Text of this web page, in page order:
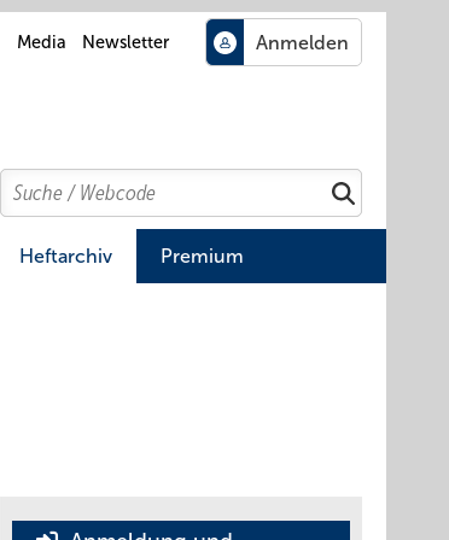
Media Newsletter
Search
Suchen
Heftarchiv Premium